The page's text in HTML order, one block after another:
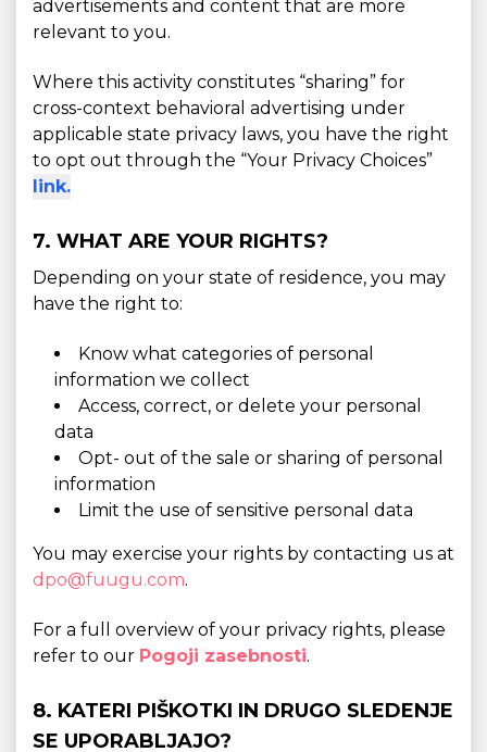
advertisements and content that are more
relevant to you.
Where this activity constitutes “sharing” for
cross-context behavioral advertising under
applicable state privacy laws, you have the right
to opt out through the “Your Privacy Choices”
link.
7. WHAT ARE YOUR RIGHTS?
Depending on your state of residence, you may
have the right to:
Know what categories of personal
information we collect
Access, correct, or delete your personal
data
Opt- out of the sale or sharing of personal
information
Limit the use of sensitive personal data
You may exercise your rights by contacting us at
dpo@fuugu.com.
For a full overview of your privacy rights, please
refer to our Pogoji zasebnosti.
8. KATERI PIŠKOTKI IN DRUGO SLEDENJE
SE UPORABLJAJO?